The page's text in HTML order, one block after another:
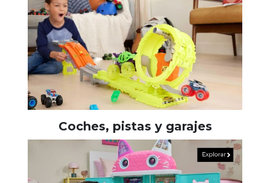
Coches, pistas y garajes